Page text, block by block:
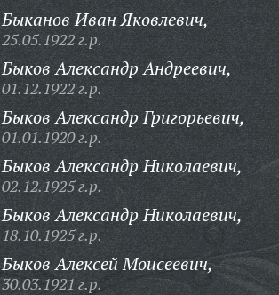
Быканов Иван Яковлевич,
25.05.1922 г.р.
Быков Александр Андреевич,
01.12.1922 г.р.
Быков Александр Григорьевич,
01.01.1920 г.р.
Быков Александр Николаевич,
02.12.1925 г.р.
Быков Александр Николаевич,
18.10.1925 г.р.
Быков Алексей Моисеевич,
30.03.1921 г.р.